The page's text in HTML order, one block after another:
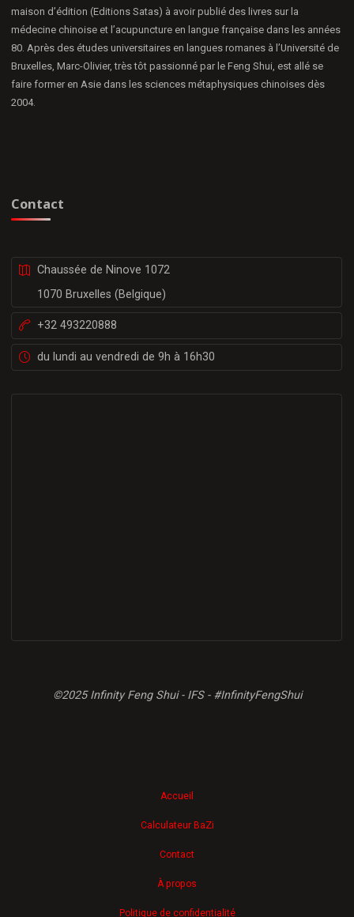
maison d’édition (Editions Satas) à avoir publié des livres sur la
médecine chinoise et l’acupuncture en langue française dans les années
80. Après des études universitaires en langues romanes à l’Université de
Bruxelles, Marc-Olivier, très tôt passionné par le Feng Shui, est allé se
faire former en Asie dans les sciences métaphysiques chinoises dès
2004.
Contact
Chaussée de Ninove 1072
1070 Bruxelles (Belgique)
+32 493220888
du lundi au vendredi de 9h à 16h30
©2025 Infinity Feng Shui - IFS - #InfinityFengShui
Accueil
Calculateur BaZi
Contact
À propos
Politique de confidentialité